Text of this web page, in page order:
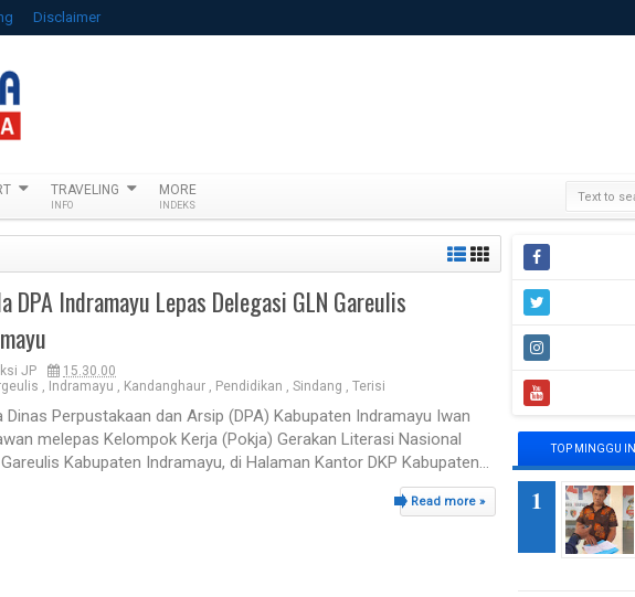
Disclaimer
TRAVELING
INFO
MORE
INDEKS
DPA Indramayu Lepas Delegasi GLN Gareulis
JP
15.30.00
, Indramayu , Kandanghaur , Pendidikan , Sindang , Terisi
Dinas Perpustakaan dan Arsip (DPA) Kabupaten Indramayu Iwan
melepas Kelompok Kerja (Pokja) Gerakan Literasi Nasional
Kabupaten Indramayu, di Halaman Kantor DKP Kabupaten...
Read more »
TOP MINGGU INI